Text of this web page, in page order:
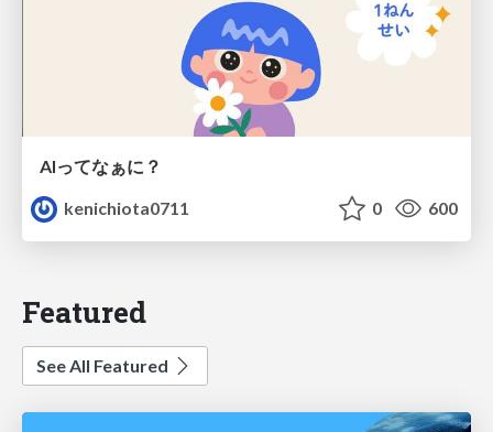
AIってなぁに？
kenichiota0711
0 600
Featured
See All Featured